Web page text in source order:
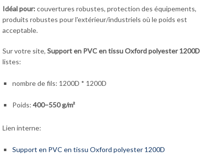
Idéal pour:couvertures robustes, protection des équipements,
produits robustes pour l'extérieur/industriels où le poids est
acceptable.
Sur votre site, Support en PVC en tissu Oxford polyester 1200D
listes:
nombre de fils: 1200D * 1200D
Poids: 400–550 g/m²
Lien interne:
Support en PVC en tissu Oxford polyester 1200D